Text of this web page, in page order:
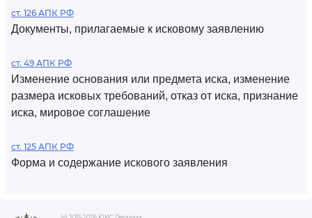
ст. 126 АПК РФ
Документы, прилагаемые к исковому заявлению
ст. 49 АПК РФ
Изменение основания или предмета иска, изменение
размера исковых требований, отказ от иска, признание
иска, мировое соглашение
ст. 125 АПК РФ
Форма и содержание искового заявления